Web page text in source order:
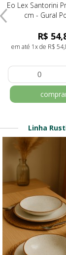
Eo Lex Santorini
cm - Gural
R$
em até 1x de R$
Linha
REF:
Rustico Marrom
cm